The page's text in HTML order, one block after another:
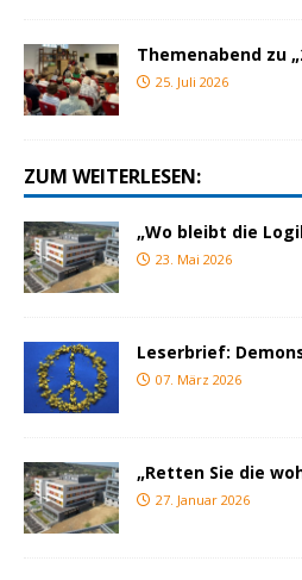
Themenabend zu
25. Juli 2026
ZUM WEITERLESEN:
„Wo bleibt die
23. Mai 2026
Leserbrief:
07. März 2026
„Retten Sie die
27. Januar 2026